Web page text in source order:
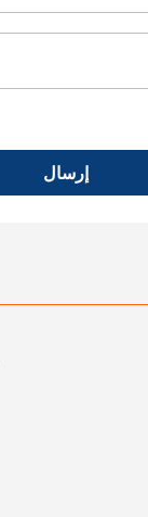
إرسال